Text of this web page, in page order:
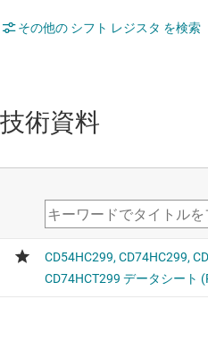
その他の シフト レジスタ を検索
技術資料